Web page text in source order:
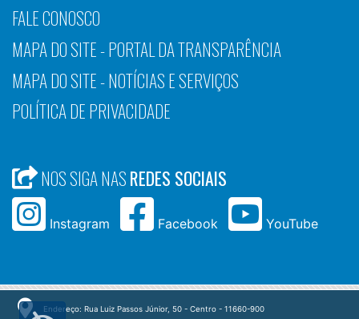
FALE CONOSCO
MAPA DO SITE - PORTAL DA TRANSPARÊNCIA
MAPA DO SITE - NOTÍCIAS E SERVIÇOS
POLÍTICA DE PRIVACIDADE
NOS SIGA NASREDES SOCIAIS
Instagram Facebook YouTube
Endereço: Rua Luiz Passos Júnior, 50 - Centro - 11660-900